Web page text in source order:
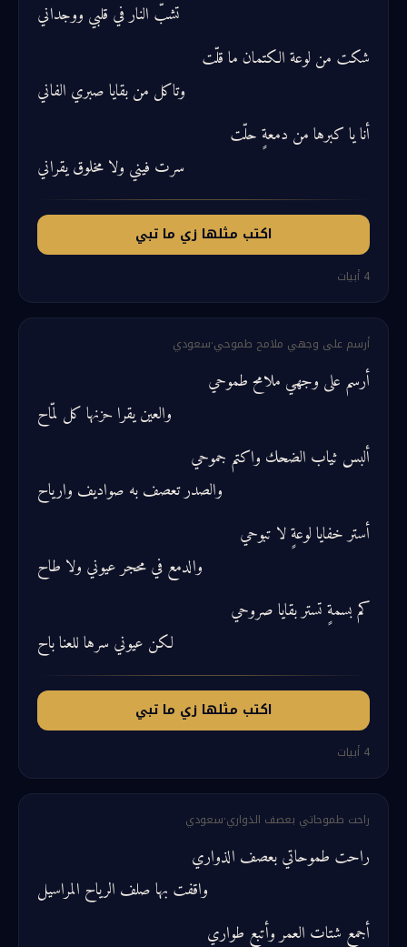
تشبّ النار في قلبي ووجداني
شكت من لوعة الكتمان ما قلّت
وتاكل من بقايا صبري الفاني
أنا يا كبرها من دمعةٍ حلّت
سرت فيني ولا مخلوق يقراني
اكتب مثلها زي ما تبي
4 أبيات
أرسم على وجهي ملامح طموحي·سعودي
أرسم على وجهي ملامح طموحي
والعين يقرا حزنها كل لمّاح
ألبس ثياب الضحك واكتم جموحي
والصدر تعصف به صواديف وارياح
أستر خفايا لوعةٍ لا تبوحي
والدمع في محجر عيوني ولا طاح
كم بسمةٍ تستر بقايا صروحي
لكن عيوني سرها للعنا باح
اكتب مثلها زي ما تبي
4 أبيات
راحت طموحاتي بعصف الذواري·سعودي
راحت طموحاتي بعصف الذواري
واقفت بها صلف الرياح المراسيل
أجمع شتات العمر وأتبع طواري